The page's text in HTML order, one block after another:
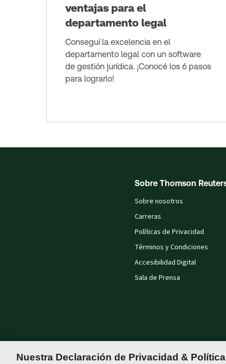
ventajas para el
departamento legal
Conseguí la excelencia en el
departamento legal con un software
de gestión jurídica. ¡Conocé los 6 pasos
para lograrlo!
Sobre Thomson
Sobre nosotros
Carreras
Políticas de Privacidad
Términos y Condiciones
Accesibilidad Digital
Sala de Prensa
Nuestra Declaración de Privacidad &